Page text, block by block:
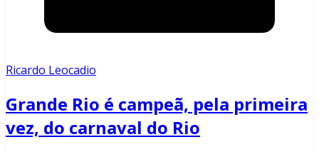
Ricardo Leocadio
Grande Rio é campeã, pela primeira
vez, do carnaval do Rio